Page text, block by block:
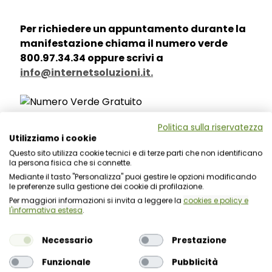
Per richiedere un appuntamento durante la
manifestazione chiama il numero verde
800.97.34.34 oppure scrivi a
info@internetsoluzioni.it.
Politica sulla riservatezza
Utilizziamo i cookie
Questo sito utilizza cookie tecnici e di terze parti che non identificano
la persona fisica che si connette.
Mediante il tasto "Personalizza" puoi gestire le opzioni modificando
le preferenze sulla gestione dei cookie di profilazione.
Per maggiori informazioni si invita a leggere la cookies e policy e
l'informativa estesa.
Necessario
Prestazione
Funzionale
Pubblicità